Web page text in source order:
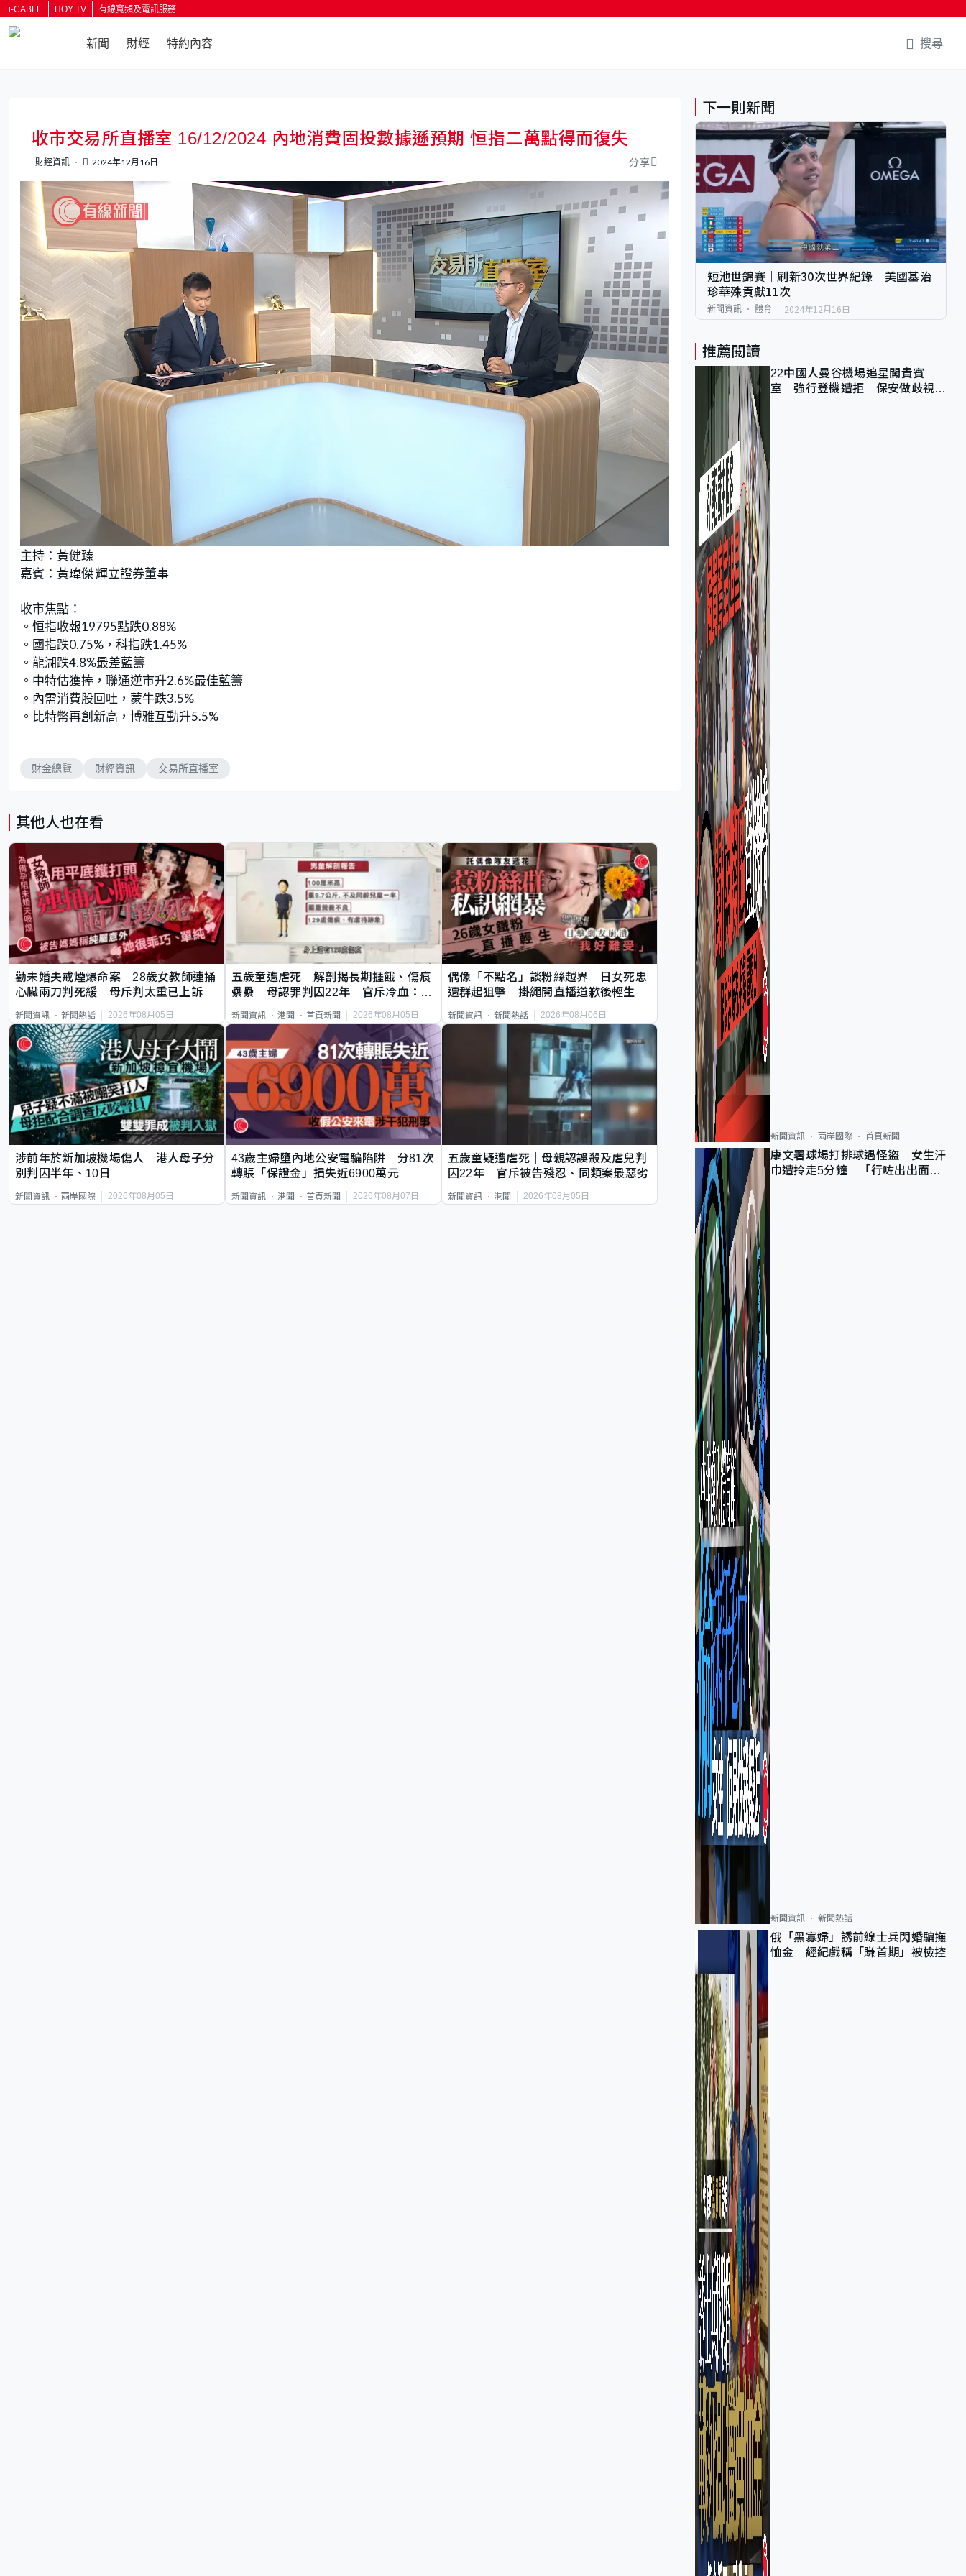
i-CABLE HOY TV 有線寬頻及電訊服務
新聞 財經 特約內容 搜尋
收市交易所直播室 16/12/2024 內地消費固投數據遜預期 恒指二萬點得而復失
財經資訊 2024年12月16日 分享
n
m
u
t
e
a
d
e
d
:
主持：黃健臻
嘉賓：黃瑋傑 輝立證券董事
收市焦點：
。恒指收報19795點跌0.88%
。國指跌0.75%，科指跌1.45%
。龍湖跌4.8%最差藍籌
。中特估獲捧，聯通逆市升2.6%最佳藍籌
。內需消費股回吐，蒙牛跌3.5%
。比特幣再創新高，博雅互動升5.5%
財金總覽 財經資訊 交易所直播室
其他人也在看
勸未婚夫戒煙爆命案 28歲女教師連捅
心臟兩刀判死緩 母斥判太重已上訴
新聞資訊 新聞熱話 2026年08月05日
五歲童遭虐死｜解剖揭長期捱餓、傷痕
纍纍 母認罪判囚22年 官斥冷血：同
新聞資訊 港聞 首頁新聞 2026年08月05日
偶像「不點名」談粉絲越界 日女死忠
遭群起狙擊 掛繩開直播道歉後輕生
新聞資訊 新聞熱話 2026年08月06日
涉前年於新加坡機場傷人 港人母子分
別判囚半年、10日
新聞資訊 兩岸國際 2026年08月05日
43歲主婦墮內地公安電騙陷阱 分81次
轉賬「保證金」損失近6900萬元
新聞資訊 港聞 首頁新聞 2026年08月07日
五歲童疑遭虐死｜母親認誤殺及虐兒判
囚22年 官斥被告殘忍、同類案最惡劣
新聞資訊 港聞 2026年08月05日
下一則新聞
短池世錦賽｜刷新30次世界紀錄 美國基治
珍華殊貢獻11次
新聞資訊 體育 2024年12月16日
推薦閱讀
22中國人曼谷機場追星闖貴賓
室 強行登機遭拒 保安做歧視手
新聞資訊 兩岸國際 首頁新聞
康文署球場打排球遇怪盜 女生汗
巾遭拎走5分鐘 「行咗出出面唔
新聞資訊 新聞熱話
俄「黑寡婦」誘前線士兵閃婚騙撫
恤金 經紀戲稱「賺首期」被檢控